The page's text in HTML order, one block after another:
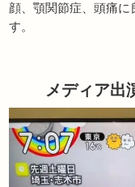
顔、顎関節症、頭痛に
す。
メディア出